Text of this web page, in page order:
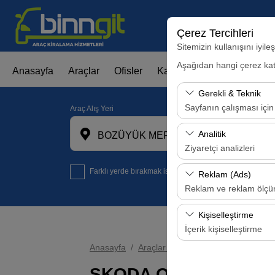
Çerez Tercihleri
Sitemizin kullanışını
Aşağıdan hangi çerez
Gerekli & Teknik
Sayfanın çalışması
Bu çerezler sitenin
bırakılamaz.
Analitik
Ziyaretçi analizleri
Bu çerezler, sitemizin
analiz etmemizi
kullanılır.
Reklam (Ads)
Reklam ve reklam
Bu çerezler, size ilgi
etkinliğini (gösterim
Kişiselleştirme
İçerik kişiselleştirme
deneyiminizin
Anasayfa Araçlar Ofisler Kampanyalar Filo
Araç Alış Yeri
BOZÜYÜK MERKEZ OFİS
Farklı yerde bırakmak istiyorum
Anasayfa Araçlar